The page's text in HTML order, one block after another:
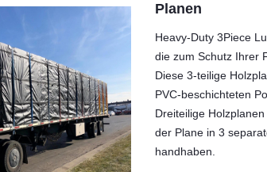
Planen
Heavy-Duty 3Piece
die zum Schutz Ihrer
Diese 3-teilige
PVC-beschichteten
Dreiteilige
der Plane in 3
handhaben.